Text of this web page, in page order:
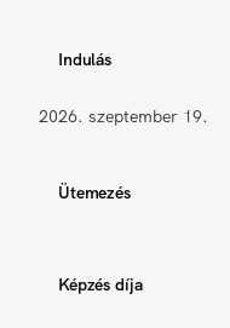
Indulás
2026. szeptember 19.
Ütemezés
Képzés díja